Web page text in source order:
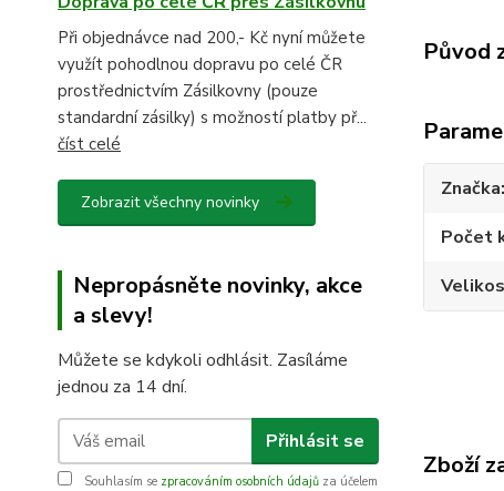
Při objednávce nad 200,- Kč nyní můžete
využít pohodlnou dopravu po celé ČR
prostřednictvím Zásilkovny (pouze
standardní zásilky) s možností platby př...
číst celé
Zobrazit všechny novinky
Nepropásněte novinky, akce
a slevy!
Můžete se kdykoli odhlásit. Zasíláme
jednou za 14 dní.
Přihlásit se
Souhlasím se zpracováním osobních údajů za účelem
Původ
Značka
Počet
Zboží